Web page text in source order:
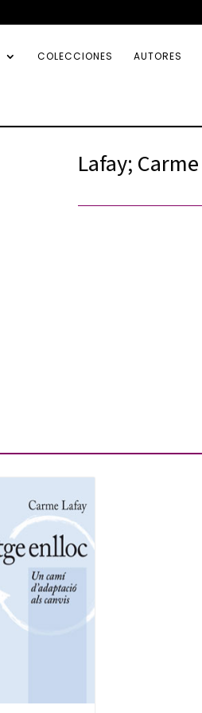
COLECCIONES AUTORES
Lafay; Carme